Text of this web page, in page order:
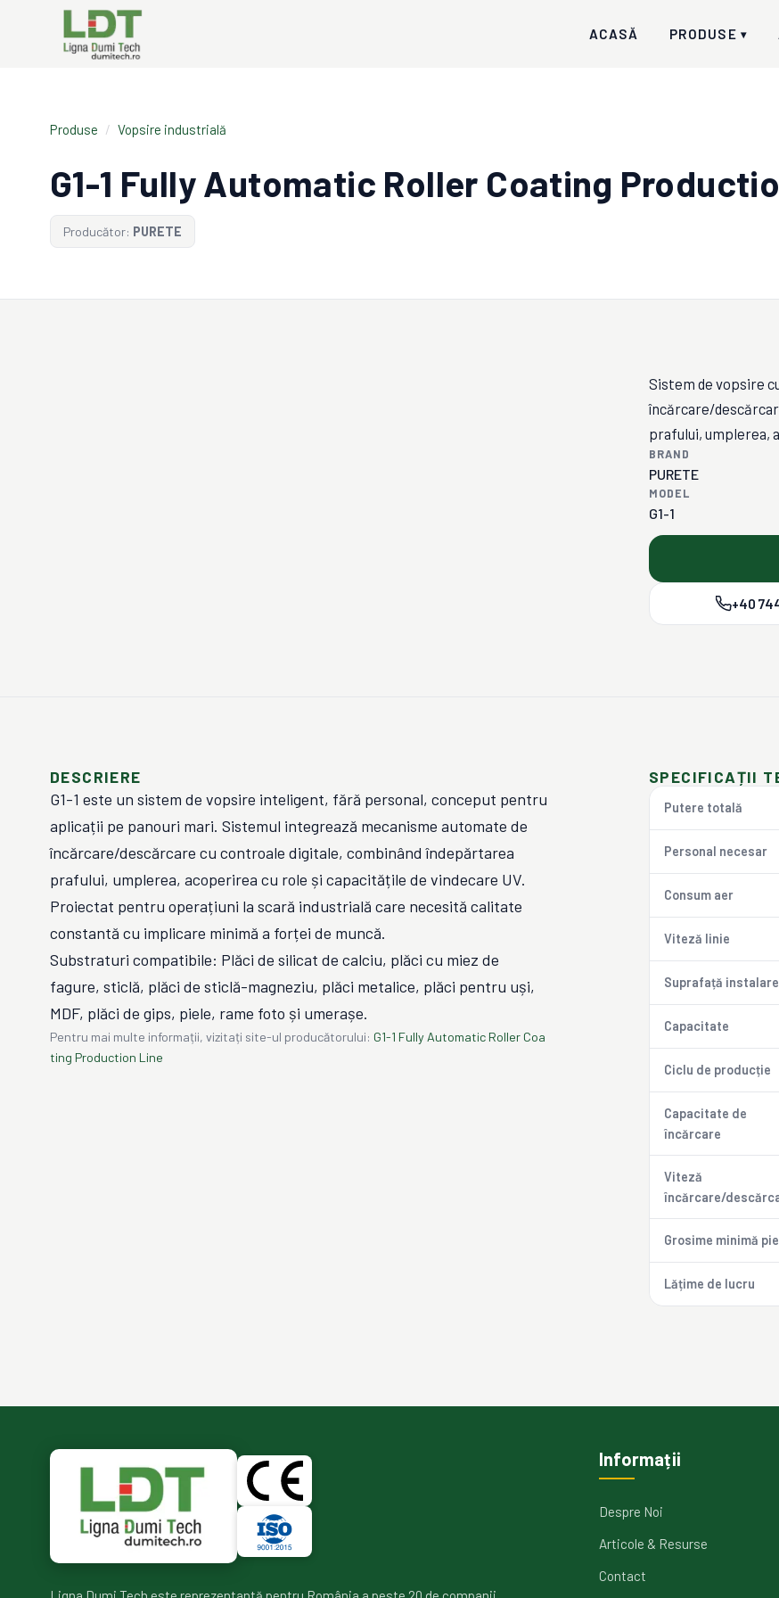
ACASĂ PRODUSE ▾
Produse / Vopsire industrială
G1-1 Fully Automatic Roller Coating
Producător: PURETE
Sistem de vopsire
încărcare/
prafului, umplerea,
BRAND
PURETE
MODEL
G1-1
+40
DESCRIERE
G1-1 este un sistem de vopsire inteligent, fără personal, conceput pentru
aplicații pe panouri mari. Sistemul integrează mecanisme automate de
încărcare/descărcare cu controale digitale, combinând îndepărtarea
prafului, umplerea, acoperirea cu role și capacitățile de vindecare UV.
Proiectat pentru operațiuni la scară industrială care necesită calitate
constantă cu implicare minimă a forței de muncă.
Substraturi compatibile: Plăci de silicat de calciu, plăci cu miez de
fagure, sticlă, plăci de sticlă-magneziu, plăci metalice, plăci pentru uși,
MDF, plăci de gips, piele, rame foto și umerașe.
Pentru mai multe informații, vizitați site-ul producătorului: G1-1 Fully Automatic Roller Coa
ting Production Line
SPECIFICAȚII
Putere totală
Personal necesar
Consum aer
Viteză linie
Suprafață instalare
Capacitate
Ciclu de producție
Capacitate de
încărcare
Viteză
încărcare/
Grosime minimă
Lățime de lucru
Informații
Despre Noi
Articole & Resurse
Contact